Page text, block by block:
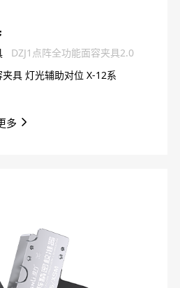
DZJ1点阵全功能面容夹具2.0
具 灯光辅助对位 X-12系
多